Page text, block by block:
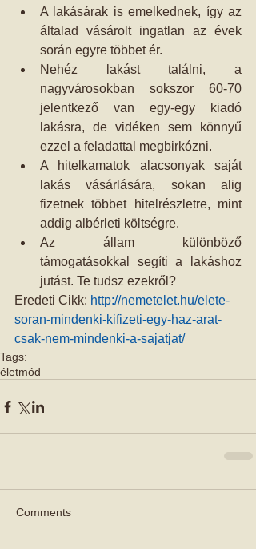
A lakásárak is emelkednek, így az
általad vásárolt ingatlan az évek
során egyre többet ér.
Nehéz lakást találni, a
nagyvárosokban sokszor 60-70
jelentkező van egy-egy kiadó
lakásra, de vidéken sem könnyű
ezzel a feladattal megbirkózni.
A hitelkamatok alacsonyak saját
lakás vásárlására, sokan alig
fizetnek többet hitelrészletre, mint
addig albérleti költségre.
Az állam különböző
támogatásokkal segíti a lakáshoz
jutást. Te tudsz ezekről?
Eredeti Cikk: http://nemetelet.hu/elete-
soran-mindenki-kifizeti-egy-haz-arat-
csak-nem-mindenki-a-sajatjat/
Tags:
életmód
Comments